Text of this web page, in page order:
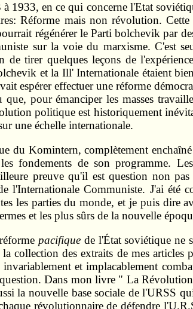
à 1933, en ce qui concerne l'Etat
Réforme mais non révolution.
régénérer le Parti bolchevik par
sur la voie du marxisme. C'est
de tirer quelques leçons de
et la Ill' Internationale étaient
espérer effectuer une réforme
pour émanciper les masses
politique est historiquement
une échelle internationale.
du Komintern, complètement
fondements de son programme.
preuve qu'il est question non
l'Internationale Communiste. J'ai été
les parties du monde, et je puis dire
et les plus sûrs de la nouvelle
pacifique de l'État soviétique ne
collection des extraits de mes articles
et implacablement
Dans mon livre " La
la nouvelle base sociale de l'URSS
révolutionnaire de défendre